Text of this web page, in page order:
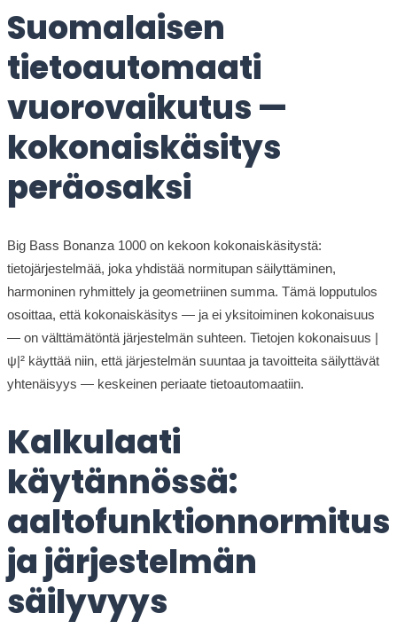
Suomalaisen
tietoautomaati
vuorovaikutus —
kokonaiskäsitys
peräosaksi
Big Bass Bonanza 1000 on kekoon kokonaiskäsitystä:
tietojärjestelmää, joka yhdistää normitupan säilyttäminen,
harmoninen ryhmittely ja geometriinen summa. Tämä lopputulos
osoittaa, että kokonaiskäsitys — ja ei yksitoiminen kokonaisuus
— on välttämätöntä järjestelmän suhteen. Tietojen kokonaisuus |
ψ|² käyttää niin, että järjestelmän suuntaa ja tavoitteita säilyttävät
yhtenäisyys — keskeinen periaate tietoautomaatiin.
Kalkulaati
käytännössä:
aaltofunktionnormitus
ja järjestelmän
säilyvyys